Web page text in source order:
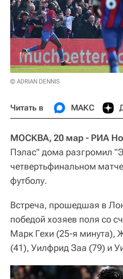
© ADRIAN DENNIS
Читать в МАКС
МОСКВА, 20 мар - РИА
Пэлас" дома разгромил
четвертьфинальном
футболу.
Встреча, прошедшая в
победой хозяев поля со
Марк Гехи (25-я минута),
(41), Уилфрид Заа (79) и